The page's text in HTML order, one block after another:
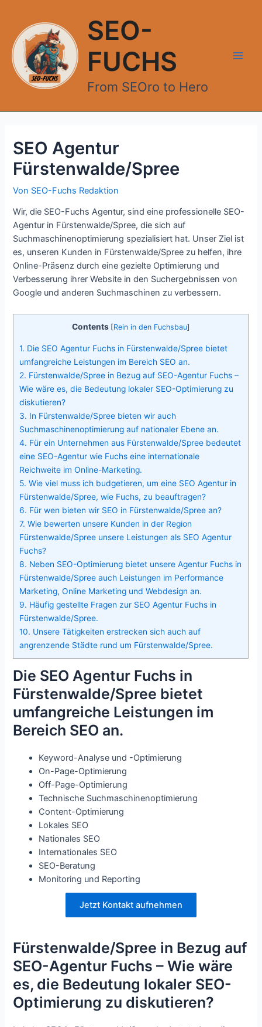
springen
SEO-
FUCHS
From SEOro to Hero
SEO Agentur
Fürstenwalde/Spree
Von SEO-Fuchs Redaktion
Wir, die SEO-Fuchs Agentur, sind eine professionelle SEO-
Agentur in Fürstenwalde/Spree, die sich auf
Suchmaschinenoptimierung spezialisiert hat. Unser Ziel ist
es, unseren Kunden in Fürstenwalde/Spree zu helfen, ihre
Online-Präsenz durch eine gezielte Optimierung und
Verbesserung ihrer Website in den Suchergebnissen von
Google und anderen Suchmaschinen zu verbessern.
Contents [Rein in den Fuchsbau]
1. Die SEO Agentur Fuchs in Fürstenwalde/Spree bietet
umfangreiche Leistungen im Bereich SEO an.
2. Fürstenwalde/Spree in Bezug auf SEO-Agentur Fuchs –
Wie wäre es, die Bedeutung lokaler SEO-Optimierung zu
diskutieren?
3. In Fürstenwalde/Spree bieten wir auch
Suchmaschinenoptimierung auf nationaler Ebene an.
4. Für ein Unternehmen aus Fürstenwalde/Spree bedeutet
eine SEO-Agentur wie Fuchs eine internationale
Reichweite im Online-Marketing.
5. Wie viel muss ich budgetieren, um eine SEO Agentur in
Fürstenwalde/Spree, wie Fuchs, zu beauftragen?
6. Für wen bieten wir SEO in Fürstenwalde/Spree an?
7. Wie bewerten unsere Kunden in der Region
Fürstenwalde/Spree unsere Leistungen als SEO Agentur
Fuchs?
8. Neben SEO-Optimierung bietet unsere Agentur Fuchs in
Fürstenwalde/Spree auch Leistungen im Performance
Marketing, Online Marketing und Webdesign an.
9. Häufig gestellte Fragen zur SEO Agentur Fuchs in
Fürstenwalde/Spree.
10. Unsere Tätigkeiten erstrecken sich auch auf
angrenzende Städte rund um Fürstenwalde/Spree.
Die SEO Agentur Fuchs in
Fürstenwalde/Spree bietet
umfangreiche Leistungen im
Bereich SEO an.
Keyword-Analyse und -Optimierung
On-Page-Optimierung
Off-Page-Optimierung
Technische Suchmaschinenoptimierung
Content-Optimierung
Lokales SEO
Nationales SEO
Internationales SEO
SEO-Beratung
Monitoring und Reporting
Jetzt Kontakt aufnehmen
Fürstenwalde/Spree in Bezug auf
SEO-Agentur Fuchs – Wie wäre
es, die Bedeutung lokaler SEO-
Optimierung zu diskutieren?